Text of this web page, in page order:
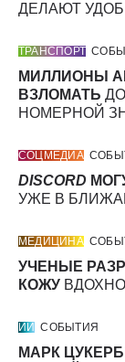
ДЕЛАЮТ
ТРАНСПОРТ
МИЛЛИОНЫ
ВЗЛОМАТЬ
НОМЕРНОЙ
СОЦМЕДИА
DISCORD
УЖЕ В
МЕДИЦИНА
УЧЕНЫЕ
КОЖУ
ИИ СОБЫТИЯ
МАРК